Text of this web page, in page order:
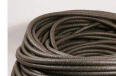
menu
Přeskočit
volbu
jazyků